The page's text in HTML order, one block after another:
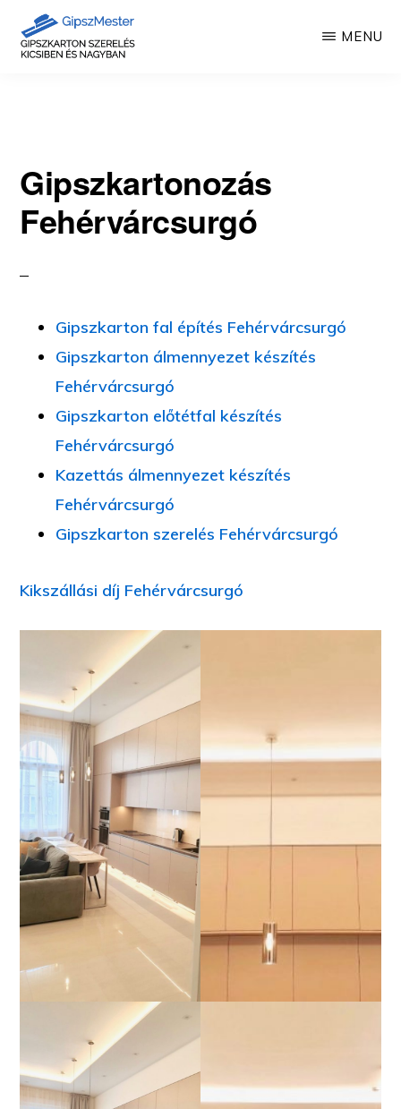
MENU
Gipszkartonozás
Fehérvárcsurgó
Gipszkarton fal építés Fehérvárcsurgó
Gipszkarton álmennyezet készítés
Fehérvárcsurgó
Gipszkarton előtétfal készítés
Fehérvárcsurgó
Kazettás álmennyezet készítés
Fehérvárcsurgó
Gipszkarton szerelés Fehérvárcsurgó
Kikszállási díj Fehérvárcsurgó